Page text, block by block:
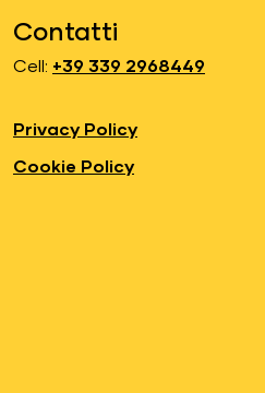
Contatti
Cell: +39 339 2968449
Privacy Policy
Cookie Policy